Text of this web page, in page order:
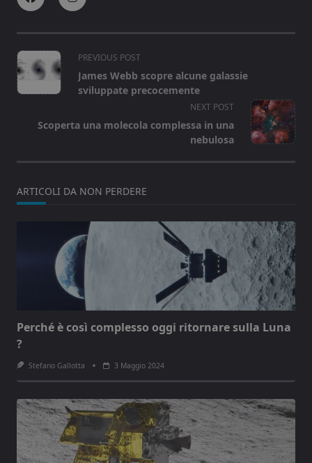
<span
class="nav-
subtitle
reader-
PREVIOUS POST
James Webb scopre alcune galassie
sviluppate precocemente
NEXT POST
Scoperta una molecola complessa in una
nebulosa
ARTICOLI DA NON PERDERE
Perché è così complesso oggi ritornare sulla Luna
?
Stefano Gallotta 3 Maggio 2024